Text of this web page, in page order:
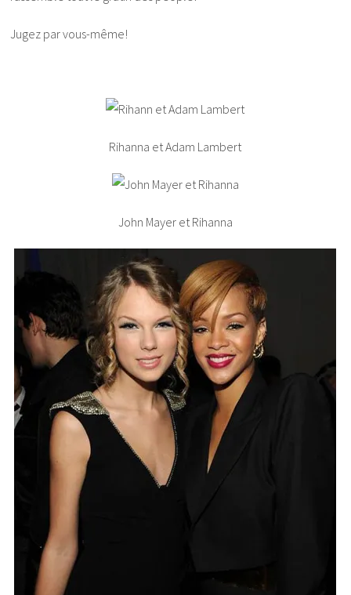
Jugez par vous-même!
Rihanna et Adam Lambert
John Mayer et Rihanna